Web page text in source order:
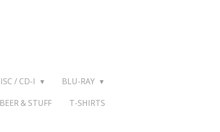
/ CD-I
BLU-RAY
& STUFF
T-SHIRTS